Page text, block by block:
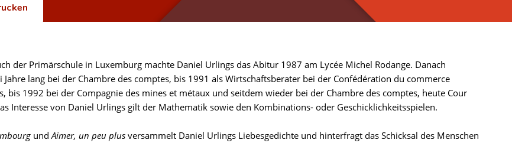
der Primärschule in Luxemburg machte Daniel Urlings das Abitur 1987 am Lycée Michel Rodange. Danach
Jahre lang bei der Chambre des comptes, bis 1991 als Wirtschaftsberater bei der Confédération du commerce
bis 1992 bei der Compagnie des mines et métaux und seitdem wieder bei der Chambre des comptes, heute Cour
Interesse von Daniel Urlings gilt der Mathematik sowie den Kombinations- oder Geschicklichkeitsspielen.
undAimer, un peu plus versammelt Daniel Urlings Liebesgedichte und hinterfragt das Schicksal des Menschen